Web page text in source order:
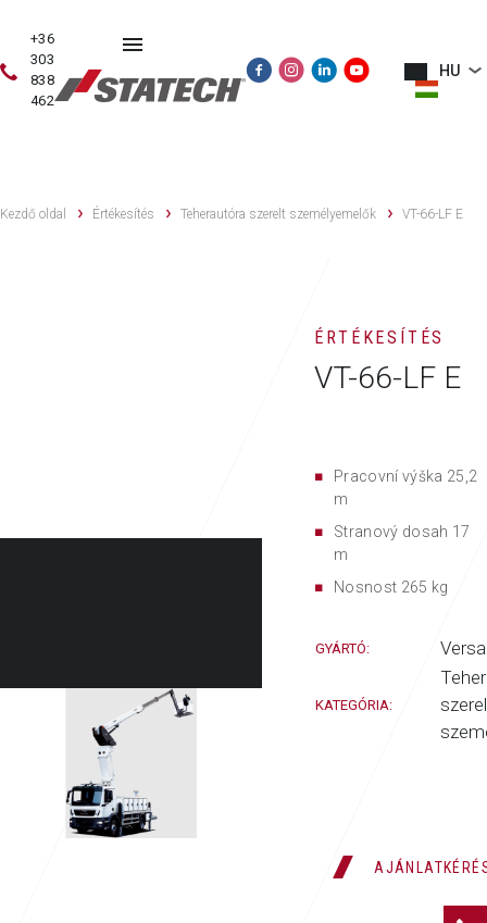
+36
303
838
462
HU
Kezdő oldal Értékesítés Teherautóra szerelt személyemelők VT-66-LF E
ÉRTÉKESÍTÉS
VT-66-LF E
Pracovní výška 25,2
m
Stranový dosah 17
m
Nosnost 265 kg
GYÁRTÓ:
KATEGÓRIA: